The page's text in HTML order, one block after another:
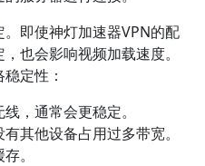
即使神灯加速器VPN的配
也会影响视频加载速度。
定性：
，通常会更稳定。
其他设备占用过多带宽。
。